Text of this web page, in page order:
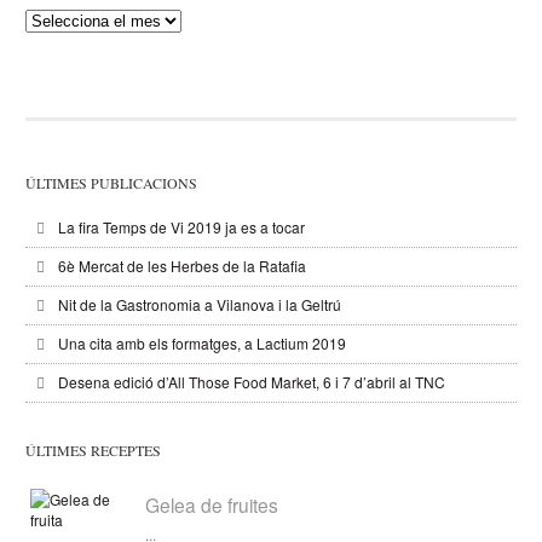
Publicacions
ÚLTIMES PUBLICACIONS
La fira Temps de Vi 2019 ja es a tocar
6è Mercat de les Herbes de la Ratafia
Nit de la Gastronomia a Vilanova i la Geltrú
Una cita amb els formatges, a Lactium 2019
Desena edició d’All Those Food Market, 6 i 7 d’abril al TNC
ÚLTIMES RECEPTES
Gelea de fruites
...